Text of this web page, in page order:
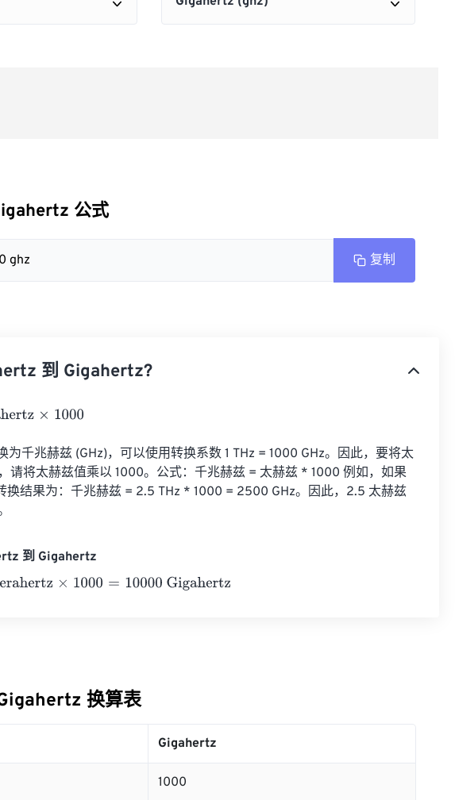
公式
ghz 复制
到 Gigahertz?
×1000
为千兆赫兹 (GHz)，可以使用转换系数 1 THz = 1000 GHz。因此，要将太
请将太赫兹值乘以 1000。公式：千兆赫兹 = 太赫兹 * 1000 例如，如果
换结果为：千兆赫兹 = 2.5 THz * 1000 = 2500 GHz。因此，2.5 太赫兹
到 Gigahertz
×1000 =10000 Gigahertz
换算表
Gigahertz
1000